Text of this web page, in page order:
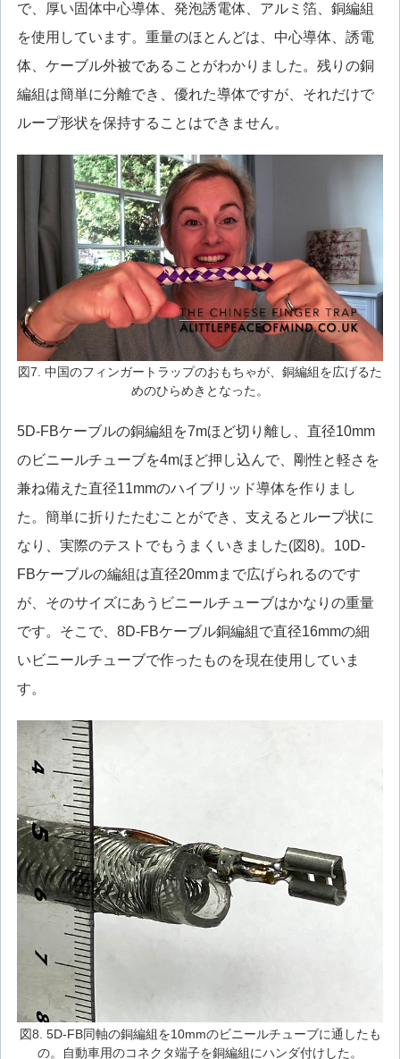
で、厚い固体中心導体、発泡誘電体、アルミ箔、銅編組
を使用しています。重量のほとんどは、中心導体、誘電
体、ケーブル外被であることがわかりました。残りの銅
編組は簡単に分離でき、優れた導体ですが、それだけで
ループ形状を保持することはできません。
図7. 中国のフィンガートラップのおもちゃが、銅編組を広げるた
めのひらめきとなった。
5D-FBケーブルの銅編組を7mほど切り離し、直径10mm
のビニールチューブを4mほど押し込んで、剛性と軽さを
兼ね備えた直径11mmのハイブリッド導体を作りまし
た。簡単に折りたたむことができ、支えるとループ状に
なり、実際のテストでもうまくいきました(図8)。10D-
FBケーブルの編組は直径20mmまで広げられるのです
が、そのサイズにあうビニールチューブはかなりの重量
です。そこで、8D-FBケーブル銅編組で直径16mmの細
いビニールチューブで作ったものを現在使用していま
す。
図8. 5D-FB同軸の銅編組を10mmのビニールチューブに通したも
の。自動車用のコネクタ端子を銅編組にハンダ付けした。